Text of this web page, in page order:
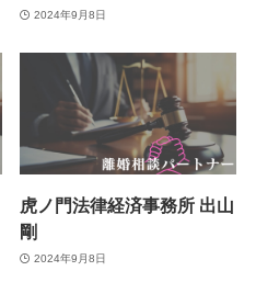
2024年9月8日
虎ノ門法律経済事務所 出山
剛
2024年9月8日